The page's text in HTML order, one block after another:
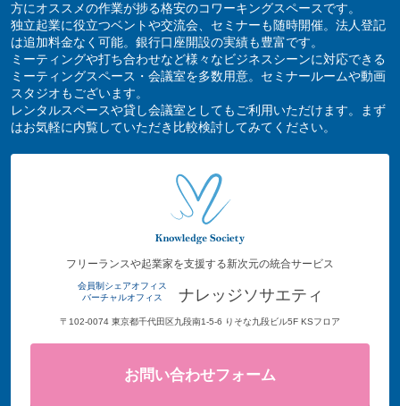
方にオススメの作業が捗る格安のコワーキングスペースです。
独立起業に役立つベントや交流会、セミナーも随時開催。法人登記
は追加料金なく可能。銀行口座開設の実績も豊富です。
ミーティングや打ち合わせなど様々なビジネスシーンに対応できる
ミーティングスペース・会議室を多数用意。セミナールームや動画
スタジオもございます。
レンタルスペースや貸し会議室としてもご利用いただけます。まず
はお気軽に内覧していただき比較検討してみてください。
フリーランスや起業家を支援する新次元の統合サービス
会員制シェアオフィス
バーチャルオフィス
ナレッジソサエティ
〒102-0074 東京都千代田区九段南1-5-6 りそな九段ビル5F KSフロア
お問い合わせフォーム